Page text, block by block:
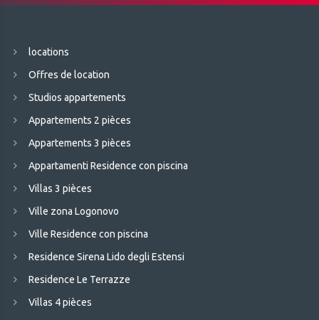
locations
Offres de location
Studios appartements
Appartements 2 pièces
Appartements 3 pièces
Appartamenti Residence con piscina
Villas 3 pièces
Ville zona Logonovo
Ville Residence con piscina
Residence Sirena Lido degli Estensi
Residence Le Terrazze
Villas 4 pièces